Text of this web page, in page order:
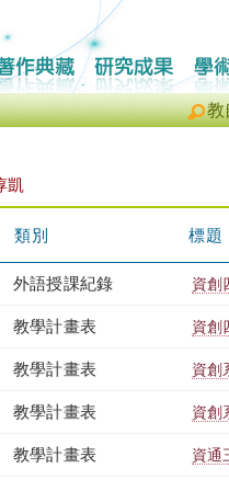
教
凱
類別 標題
外語授課紀錄 資創
教學計畫表 資創
教學計畫表 資創
教學計畫表 資創
教學計畫表 資通